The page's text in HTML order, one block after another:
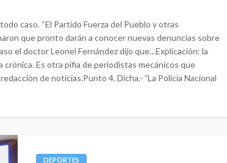
caso. “El Partido Fuerza del Pueblo y otras
que pronto darán a conocer nuevas denuncias sobre
el doctor Leonel Fernández dijo que…Explicación: la
Es otra pifia de periodistas mecánicos que
de noticias.Punto 4. Dicha.- ”La Policía Nacional
DEPORTES